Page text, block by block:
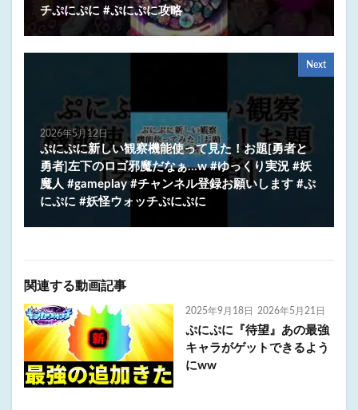
チぷにぷに #ぷにぷに攻略
Next
2026年5月12日
ぷにぷに新しい観察機能使って見た！お題[勇者と
勇者]左下のロゴ邪魔だなぁ…w #ゆっくり実況 #妖
魔人 #gameplay #チャンネル登録お願いします #ぷ
にぷに #妖怪ウォッチぷにぷに
関連する動画記事
2025年9月18日 2026年5月21日
ぷにぷに『待望』あの最強
キャラがゲットできるよう
にww